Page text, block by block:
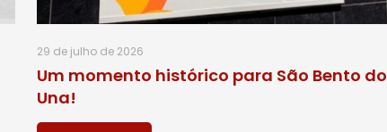
29 de julho de 2026
Um momento histórico para São Bento do
Una!